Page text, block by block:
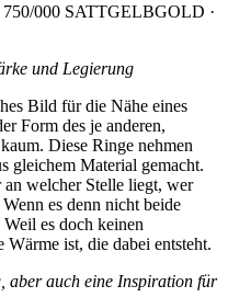
750/000 SATTGELBGOLD ·
und Legierung
Bild für die Nähe eines
Form des je anderen,
Diese Ringe nehmen
gleichem Material gemacht.
welcher Stelle liegt, wer
es denn nicht beide
es doch keinen
ist, die dabei entsteht.
aber auch eine Inspiration für